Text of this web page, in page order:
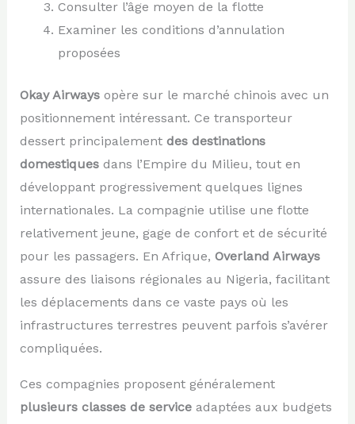
Consulter l’âge moyen de la flotte
Examiner les conditions d’annulation
proposées
Okay Airwaysopère sur le marché chinois avec un
positionnement intéressant. Ce transporteur
dessert principalement des destinations
domestiquesdans l’Empire du Milieu, tout en
développant progressivement quelques lignes
internationales. La compagnie utilise une flotte
relativement jeune, gage de confort et de sécurité
pour les passagers. En Afrique, Overland Airways
assure des liaisons régionales au Nigeria, facilitant
les déplacements dans ce vaste pays où les
infrastructures terrestres peuvent parfois s’avérer
compliquées.
Ces compagnies proposent généralement
plusieurs classes de serviceadaptées aux budgets